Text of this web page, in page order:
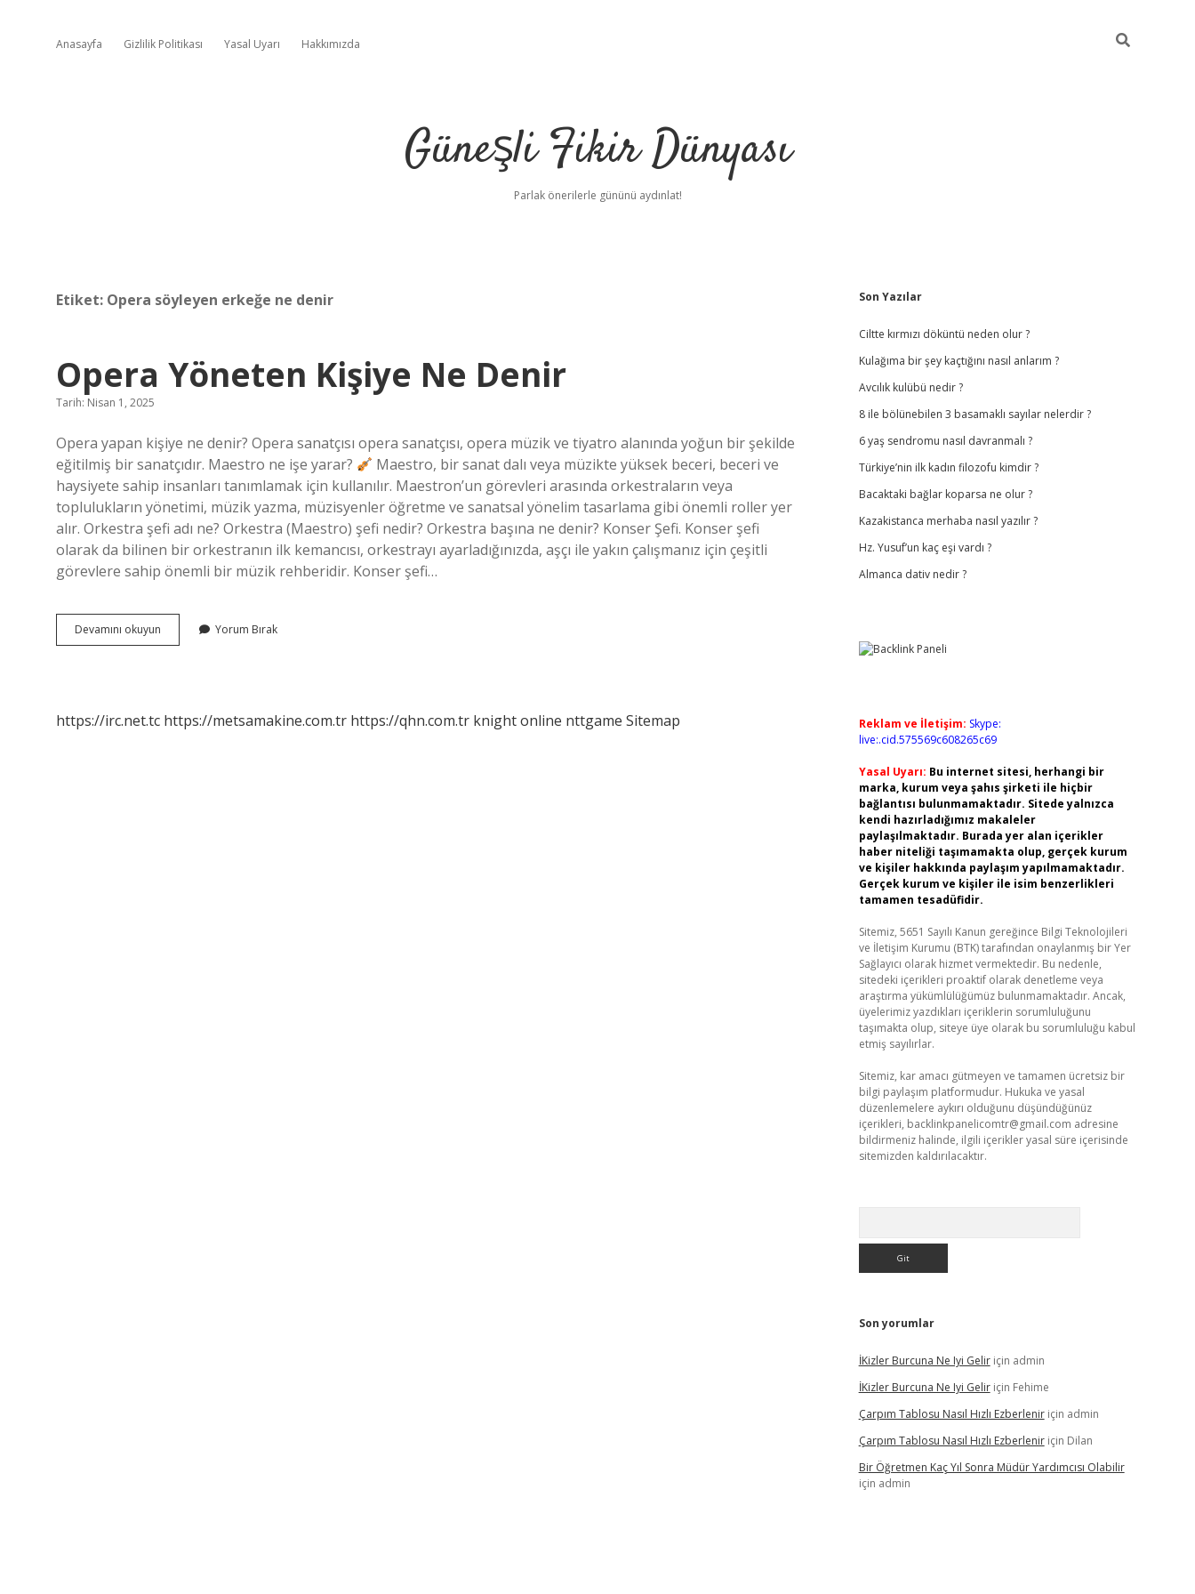
Anasayfa Gizlilik Politikası Yasal Uyarı Hakkımızda
Güneşli Fikir Dünyası
Parlak önerilerle gününü aydınlat!
Etiket: Opera söyleyen erkeğe ne denir
Opera Yöneten Kişiye Ne Denir
Tarih: Nisan 1, 2025
Opera yapan kişiye ne denir? Opera sanatçısı opera sanatçısı, opera müzik ve tiyatro alanında yoğun bir şekilde
eğitilmiş bir sanatçıdır. Maestro ne işe yarar?
Maestro, bir sanat dalı veya müzikte yüksek beceri, beceri ve
haysiyete sahip insanları tanımlamak için kullanılır. Maestron’un görevleri arasında orkestraların veya
toplulukların yönetimi, müzik yazma, müzisyenler öğretme ve sanatsal yönelim tasarlama gibi önemli roller yer
alır. Orkestra şefi adı ne? Orkestra (Maestro) şefi nedir? Orkestra başına ne denir? Konser Şefi. Konser şefi
olarak da bilinen bir orkestranın ilk kemancısı, orkestrayı ayarladığınızda, aşçı ile yakın çalışmanız için çeşitli
görevlere sahip önemli bir müzik rehberidir. Konser şefi…
Devamını okuyun
Yöneten
Yorum Bırak
https://irc.net.tc https://metsamakine.com.tr https://qhn.com.tr knight online nttgame Sitemap
Sidebar
Son Yazılar
Ciltte kırmızı döküntü neden olur ?
Kulağıma bir şey kaçtığını nasıl anlarım ?
Avcılık kulübü nedir ?
8 ile bölünebilen 3 basamaklı sayılar nelerdir ?
6 yaş sendromu nasıl davranmalı ?
Türkiye’nin ilk kadın filozofu kimdir ?
Bacaktaki bağlar koparsa ne olur ?
Kazakistanca merhaba nasıl yazılır ?
Hz. Yusuf’un kaç eşi vardı ?
Almanca dativ nedir ?
Reklam ve İletişim: Skype:
live:.cid.575569c608265c69
Yasal Uyarı: Bu internet sitesi, herhangi bir
marka, kurum veya şahıs şirketi ile hiçbir
bağlantısı bulunmamaktadır. Sitede yalnızca
kendi hazırladığımız makaleler
paylaşılmaktadır. Burada yer alan içerikler
haber niteliği taşımamakta olup, gerçek kurum
ve kişiler hakkında paylaşım yapılmamaktadır.
Gerçek kurum ve kişiler ile isim benzerlikleri
tamamen tesadüfidir.
Sitemiz, 5651 Sayılı Kanun gereğince Bilgi Teknolojileri
ve İletişim Kurumu (BTK) tarafından onaylanmış bir Yer
Sağlayıcı olarak hizmet vermektedir. Bu nedenle,
sitedeki içerikleri proaktif olarak denetleme veya
araştırma yükümlülüğümüz bulunmamaktadır. Ancak,
üyelerimiz yazdıkları içeriklerin sorumluluğunu
taşımakta olup, siteye üye olarak bu sorumluluğu kabul
etmiş sayılırlar.
Sitemiz, kar amacı gütmeyen ve tamamen ücretsiz bir
bilgi paylaşım platformudur. Hukuka ve yasal
düzenlemelere aykırı olduğunu düşündüğünüz
içerikleri, backlinkpanelicomtr@gmail.com adresine
bildirmeniz halinde, ilgili içerikler yasal süre içerisinde
sitemizden kaldırılacaktır.
Son yorumlar
İKizler Burcuna Ne Iyi Geliriçin admin
İKizler Burcuna Ne Iyi Geliriçin Fehime
Çarpım Tablosu Nasıl Hızlı Ezberleniriçin admin
Çarpım Tablosu Nasıl Hızlı Ezberleniriçin Dilan
Bir Öğretmen Kaç Yıl Sonra Müdür Yardımcısı Olabilir
için admin
ilbethiltonbet